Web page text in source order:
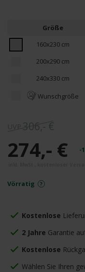
Größe
160x230 cm
200x290 cm
240x330 cm
Wunschgröße
306,- €
274,- € -
Vörratig
Kostenlose
2 Jahre Garantie
Kostenlose
Wählen Sie Ihren